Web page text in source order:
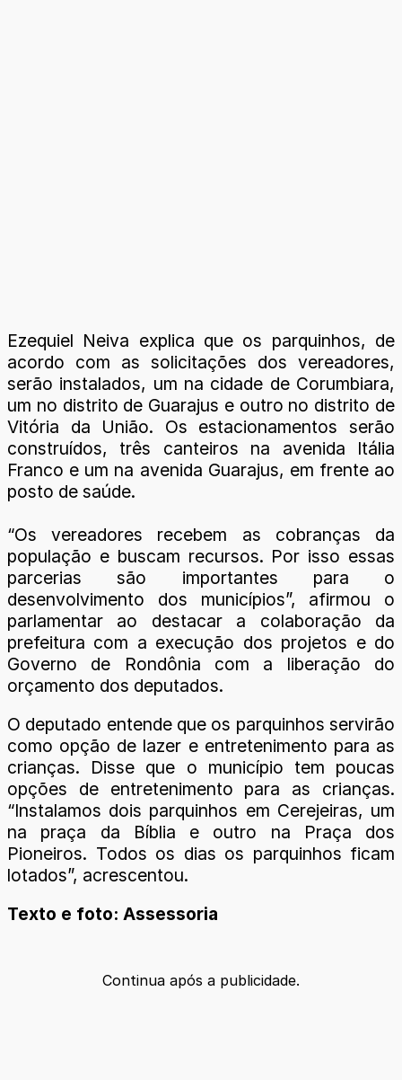
Ezequiel Neiva explica que os parquinhos, de
acordo com as solicitações dos vereadores,
serão instalados, um na cidade de Corumbiara,
um no distrito de Guarajus e outro no distrito de
Vitória da União. Os estacionamentos serão
construídos, três canteiros na avenida Itália
Franco e um na avenida Guarajus, em frente ao
posto de saúde.
“Os vereadores recebem as cobranças da
população e buscam recursos. Por isso essas
parcerias são importantes para o
desenvolvimento dos municípios”, afirmou o
parlamentar ao destacar a colaboração da
prefeitura com a execução dos projetos e do
Governo de Rondônia com a liberação do
orçamento dos deputados.
O deputado entende que os parquinhos servirão
como opção de lazer e entretenimento para as
crianças. Disse que o município tem poucas
opções de entretenimento para as crianças.
“Instalamos dois parquinhos em Cerejeiras, um
na praça da Bíblia e outro na Praça dos
Pioneiros. Todos os dias os parquinhos ficam
lotados”, acrescentou.
Texto e foto: Assessoria
Continua após a publicidade.